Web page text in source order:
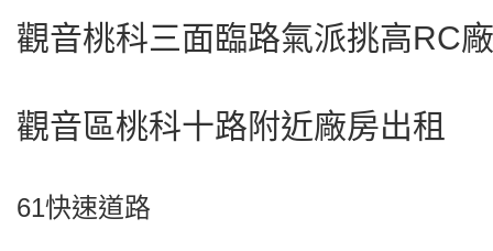
觀音桃科三面臨路氣派挑高RC
觀音區桃科十路附近廠房出租
61快速道路